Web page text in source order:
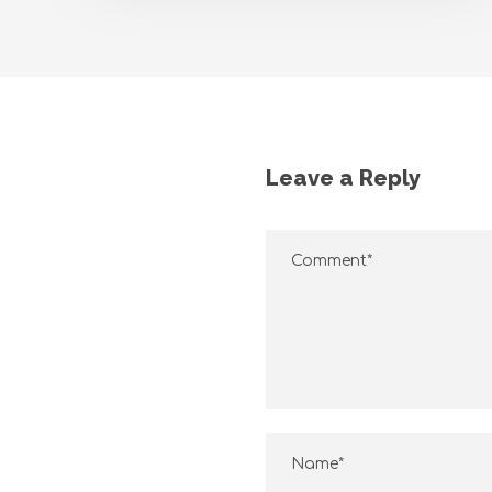
Leave a Reply